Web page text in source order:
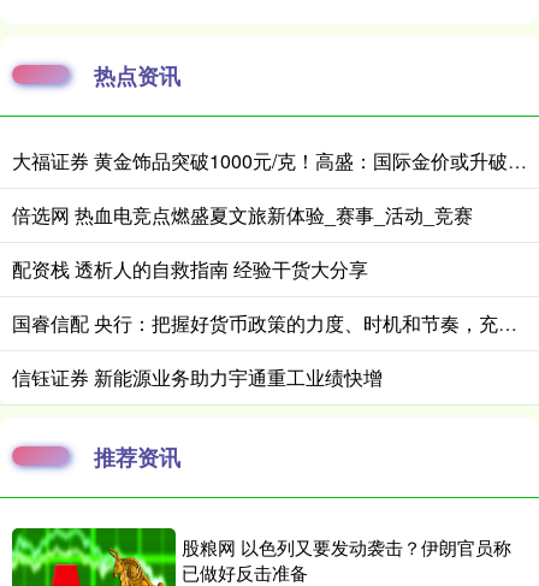
热点资讯
大福证券 黄金饰品突破1000元/克！高盛：国际金价或升破4200美元/盎司！
倍选网 热血电竞点燃盛夏文旅新体验_赛事_活动_竞赛
配资栈 透析人的自救指南 经验干货大分享
国睿信配 央行：把握好货币政策的力度、时机和节奏，充分释放各项货币政策效能
信钰证券 新能源业务助力宇通重工业绩快增
推荐资讯
股粮网 以色列又要发动袭击？伊朗官员称
已做好反击准备